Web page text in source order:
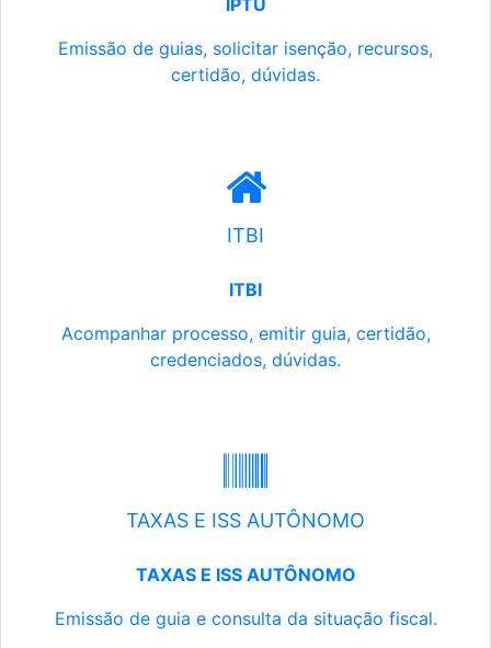
IPTU
Emissão de guias, solicitar isenção, recursos,
certidão, dúvidas.
ITBI
ITBI
Acompanhar processo, emitir guia, certidão,
credenciados, dúvidas.
TAXAS E ISS AUTÔNOMO
TAXAS E ISS AUTÔNOMO
Emissão de guia e consulta da situação fiscal.